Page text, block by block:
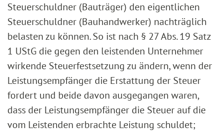
Steuerschuldner (Bauträger) den eigentlichen
Steuerschuldner (Bauhandwerker) nachträglich
belasten zu können. So ist nach § 27 Abs. 19 Satz
1 UStG die gegen den leistenden Unternehmer
wirkende Steuerfestsetzung zu ändern, wenn der
Leistungsempfänger die Erstattung der Steuer
fordert und beide davon ausgegangen waren,
dass der Leistungsempfänger die Steuer auf die
vom Leistenden erbrachte Leistung schuldet;